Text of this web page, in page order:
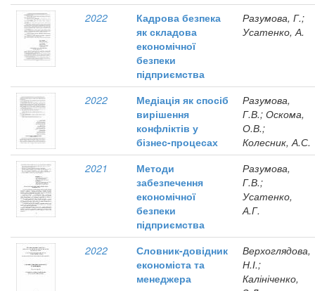
2022
Кадрова безпека
як складова
економічної
безпеки
підприємства
Разумова, Г.;
Усатенко, А.
2022
Медіація як спосіб
вирішення
конфліктів у
бізнес-процесах
Разумова,
Г.В.; Оскома,
О.В.;
Колесник, А.С.
2021
Методи
забезпечення
економічної
безпеки
підприємства
Разумова,
Г.В.;
Усатенко,
А.Г.
2022
Словник-довідник
економіста та
менеджера
Верхоглядова,
Н.І.;
Калініченко,